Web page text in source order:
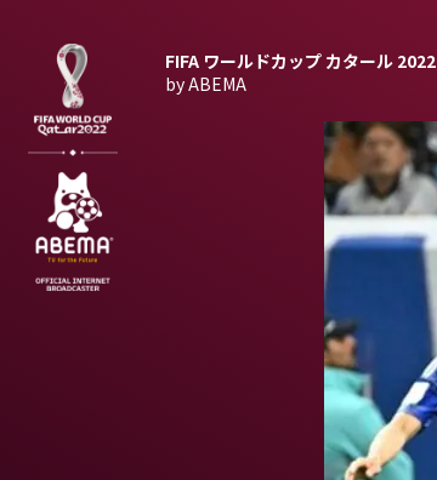
FIFA ワールドカップ カタール 2022
by ABEMA